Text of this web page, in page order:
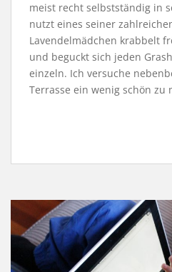
meist recht selbstständig in
nutzt eines seiner
Lavendelmädchen krabbelt
und beguckt sich jeden
einzeln. Ich versuche
Terrasse ein wenig schön zu